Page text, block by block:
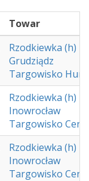
Towar
Rzodkiewka (h)
Grudziądz
Targowisko
Rzodkiewka (h)
Inowrocław
Targowisko
Rzodkiewka (h)
Inowrocław
Targowisko